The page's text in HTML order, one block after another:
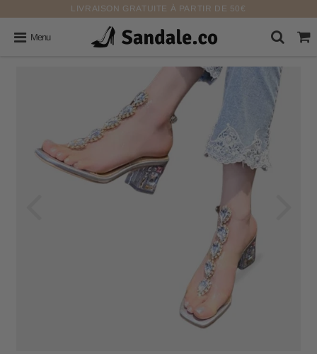
LIVRAISON GRATUITE À PARTIR DE 50€
Menu